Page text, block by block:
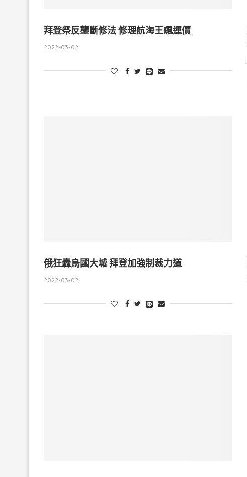
拜登祭反壟斷修法 修理航海王飆運價
2022-03-02
俄狂轟烏國大城 拜登加強制裁力道
2022-03-02